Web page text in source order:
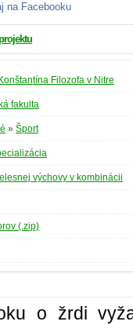
na Facebooku
Filozofa v Nitre
fakulta
» Šport
výchovy v kombinácii
(.zip)
o žrdi